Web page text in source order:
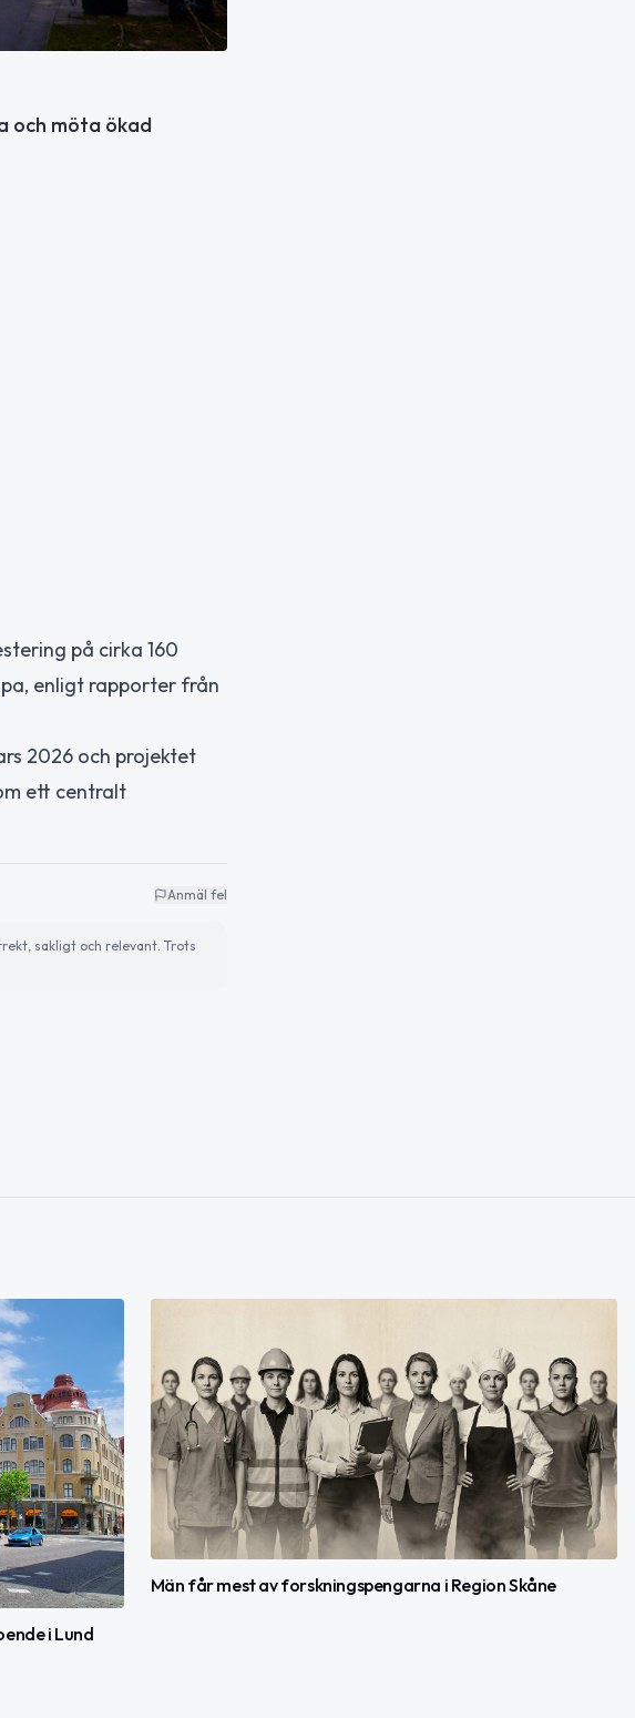
och möta ökad
på cirka 160
enligt rapporter från
2026 och projektet
ett centralt
Anmäl fel
sakligt och relevant. Trots
i Lund
Män får mest av forskningspengarna i Region Skåne